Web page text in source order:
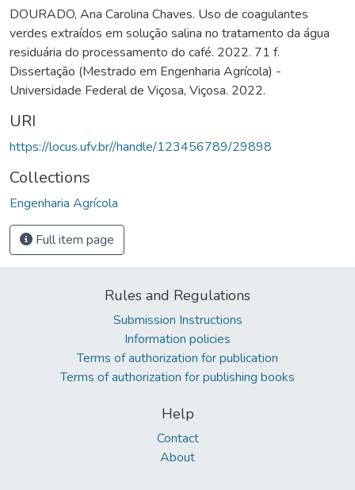
DOURADO, Ana Carolina Chaves. Uso de coagulantes
verdes extraídos em solução salina no tratamento da água
residuária do processamento do café. 2022. 71 f.
Dissertação (Mestrado em Engenharia Agrícola) -
Universidade Federal de Viçosa, Viçosa. 2022.
URI
https://locus.ufv.br//handle/123456789/29898
Collections
Engenharia Agrícola
Full item page
Rules and Regulations
Submission Instructions
Information policies
Terms of authorization for publication
Terms of authorization for publishing books
Help
Contact
About